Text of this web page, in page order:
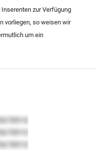
zur Verfügung
vorliegen, so weisen wir
um ein